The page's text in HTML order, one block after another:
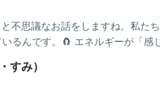
不思議なお話をしますね。私
るんです。🧲 エネルギーが「
すみ）